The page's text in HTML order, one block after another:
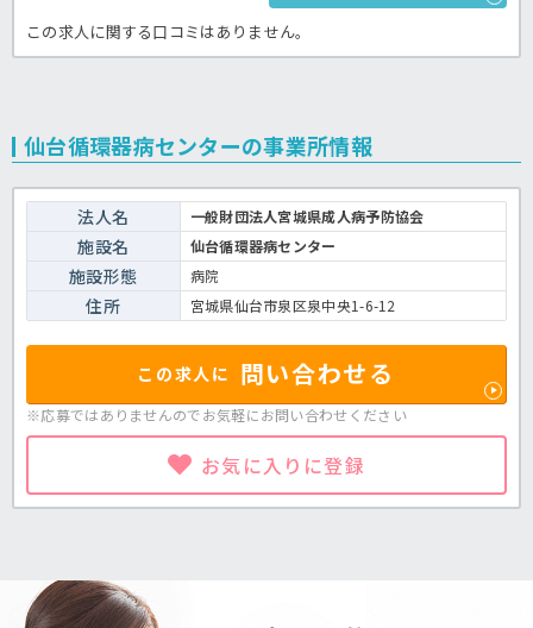
この求人に関する口コミはありません。
仙台循環器病センターの事業所情報
法人名 一般財団法人宮城県成人病予防協会
施設名 仙台循環器病センター
施設形態 病院
住所 宮城県仙台市泉区泉中央1-6-12
この求人に 問い合わせる
※応募ではありませんのでお気軽にお問い合わせください
お気に入りに登録